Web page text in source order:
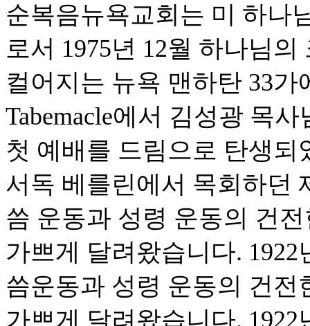
순복음뉴욕교회는 미 하나
로서 1975년 12월 하나님
컬어지는 뉴욕 맨하탄 33가
Tabemacle에서 김성광 목
첫 예배를 드림으로 탄생되
서독 베를린에서 목회하던
씀 운동과 성령 운동의 건
가쁘게 달려왔습니다.
씀운동과 성령 운동의 건
가쁘게 달려왔습니다.